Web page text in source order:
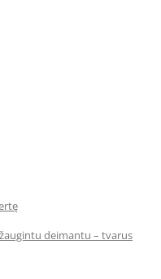
deimantu – tvarus